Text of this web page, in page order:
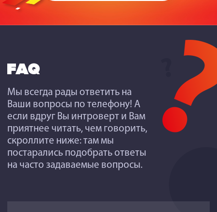
FAQ
Мы всегда рады ответить на
Ваши вопросы по телефону! А
если вдруг Вы интроверт и Вам
приятнее читать, чем говорить,
скроллите ниже: там мы
постарались подобрать ответы
на часто задаваемые вопросы.